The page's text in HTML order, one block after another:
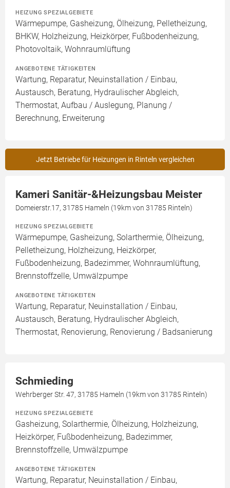
HEIZUNG SPEZIALGEBIETE
Wärmepumpe, Gasheizung, Ölheizung, Pelletheizung,
BHKW, Holzheizung, Heizkörper, Fußbodenheizung,
Photovoltaik, Wohnraumlüftung
ANGEBOTENE TÄTIGKEITEN
Wartung, Reparatur, Neuinstallation / Einbau,
Austausch, Beratung, Hydraulischer Abgleich,
Thermostat, Aufbau / Auslegung, Planung /
Berechnung, Erweiterung
Jetzt Betriebe für Heizungen in Rinteln vergleichen
Kameri Sanitär-&Heizungsbau Meister
Domeierstr.17, 31785 Hameln (19km von 31785 Rinteln)
HEIZUNG SPEZIALGEBIETE
Wärmepumpe, Gasheizung, Solarthermie, Ölheizung,
Pelletheizung, Holzheizung, Heizkörper,
Fußbodenheizung, Badezimmer, Wohnraumlüftung,
Brennstoffzelle, Umwälzpumpe
ANGEBOTENE TÄTIGKEITEN
Wartung, Reparatur, Neuinstallation / Einbau,
Austausch, Beratung, Hydraulischer Abgleich,
Thermostat, Renovierung, Renovierung / Badsanierung
Schmieding
Wehrberger Str. 47, 31785 Hameln (19km von 31785 Rinteln)
HEIZUNG SPEZIALGEBIETE
Gasheizung, Solarthermie, Ölheizung, Holzheizung,
Heizkörper, Fußbodenheizung, Badezimmer,
Brennstoffzelle, Umwälzpumpe
ANGEBOTENE TÄTIGKEITEN
Wartung, Reparatur, Neuinstallation / Einbau,